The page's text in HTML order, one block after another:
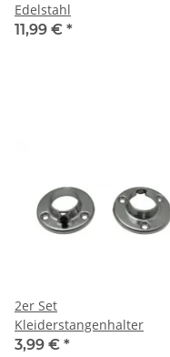
Edelstahl
11,99 € *
2er Set
Kleiderstangenhalter
3,99 € *